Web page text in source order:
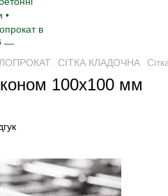
СІТКА КЛАДОЧНА
100х100 мм